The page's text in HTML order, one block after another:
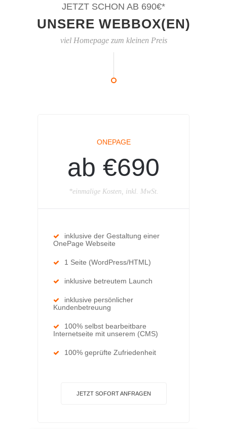
JETZT SCHON AB 690€*
UNSERE WEBBOX(EN)
viel Homepage zum kleinen Preis
ONEPAGE
ab €690
*einmalige Kosten, inkl. MwSt.
inklusive der Gestaltung einer
OnePage Webseite
1 Seite (WordPress/HTML)
inklusive betreutem Launch
inklusive persönlicher
Kundenbetreuung
100% selbst bearbeitbare
Internetseite mit unserem (CMS)
100% geprüfte Zufriedenheit
JETZT SOFORT ANFRAGEN